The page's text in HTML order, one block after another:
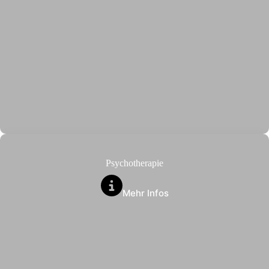
Psychotherapie
Mehr Infos